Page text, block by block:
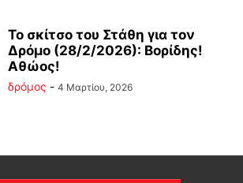
Το σκίτσο του Στάθη για τον
Δρόμο (28/2/2026): Βορίδης!
Αθώος!
δρόμος - 4 Μαρτίου, 2026